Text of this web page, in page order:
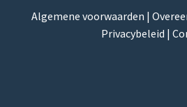
Algemene voorwaarden |
Privacybeleid |